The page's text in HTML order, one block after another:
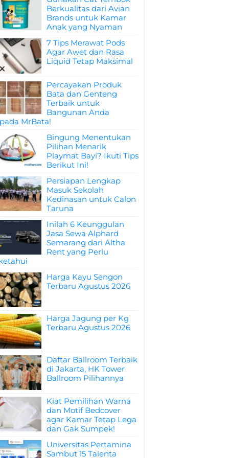
Berkualitas dari Avian
Brands untuk Kamar
Anak yang Nyaman
7 Tips Merawat Pods
Agar Awet dan Rasa
Liquid Tetap Maksimal
Percayakan Produk
Bata dan Genteng
Terbaik untuk
Bangunan Anda
MrBata!
Bingung Menentukan
Pilihan Menarik
Playmat Bayi? Ikuti Tips
Berikut Ini!
Persiapan Lengkap
Masuk Sekolah
Kedinasan untuk Calon
Taruna
Inilah 6 Keunggulan
Jasa Sewa Alphard
Semarang dari Altha
Rent yang Perlu
Harga Kayu Sengon
Terbaru Agustus 2026
Harga Jagung per Kg
Terbaru Agustus 2026
Daftar Ballroom Terbaik
di Jakarta, HK Tower
Ballroom Pilihannya
Kiat Pemilihan Warna
dan Motif Bedcover
agar Kamar Tetap Lega
dan Gak Sumpek!
Universitas Pertamina
Sambut 15 Talenta